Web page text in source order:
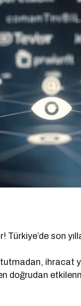
Türkiye’de son
ihracat
doğrudan